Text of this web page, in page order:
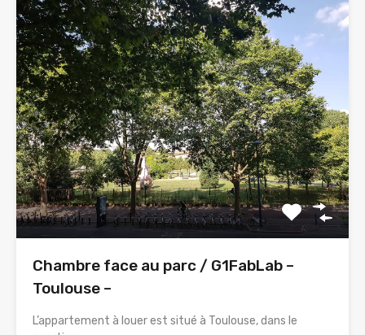
Chambre face au parc / G1FabLab –
Toulouse –
L’appartement à louer est situé à Toulouse, dans le